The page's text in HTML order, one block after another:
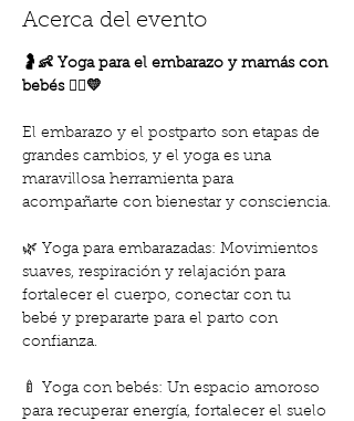
Acerca del evento
🤰👶 Yoga para el embarazo y mamás con
bebés 🧘‍♀️💛
El embarazo y el postparto son etapas de
grandes cambios, y el yoga es una
maravillosa herramienta para
acompañarte con bienestar y consciencia.
🌿 Yoga para embarazadas: Movimientos
suaves, respiración y relajación para
fortalecer el cuerpo, conectar con tu
bebé y prepararte para el parto con
confianza.
🍼 Yoga con bebés: Un espacio amoroso
para recuperar energía, fortalecer el suelo